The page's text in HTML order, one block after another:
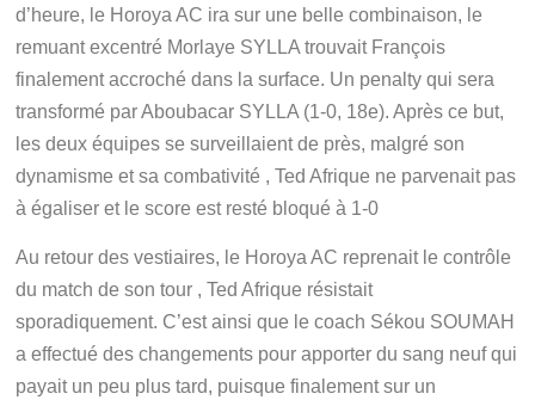
d’heure, le Horoya AC ira sur une belle combinaison, le
remuant excentré Morlaye SYLLA trouvait François
finalement accroché dans la surface. Un penalty qui sera
transformé par Aboubacar SYLLA (1-0, 18e). Après ce but,
les deux équipes se surveillaient de près, malgré son
dynamisme et sa combativité , Ted Afrique ne parvenait pas
à égaliser et le score est resté bloqué à 1-0
Au retour des vestiaires, le Horoya AC reprenait le contrôle
du match de son tour , Ted Afrique résistait
sporadiquement. C’est ainsi que le coach Sékou SOUMAH
a effectué des changements pour apporter du sang neuf qui
payait un peu plus tard, puisque finalement sur un